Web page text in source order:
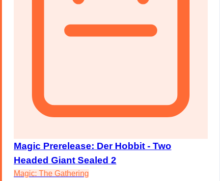
Magic Prerelease: Der Hobbit - Two
Headed Giant Sealed 2
Magic: The Gathering